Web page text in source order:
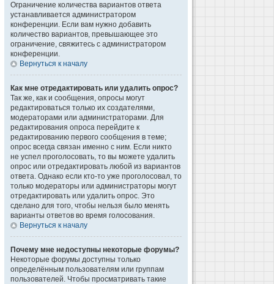
Ограничение количества вариантов ответа
устанавливается администратором
конференции. Если вам нужно добавить
количество вариантов, превышающее это
ограничение, свяжитесь с администратором
конференции.
Вернуться к началу
Как мне отредактировать или удалить опрос?
Так же, как и сообщения, опросы могут
редактироваться только их создателями,
модераторами или администраторами. Для
редактирования опроса перейдите к
редактированию первого сообщения в теме;
опрос всегда связан именно с ним. Если никто
не успел проголосовать, то вы можете удалить
опрос или отредактировать любой из вариантов
ответа. Однако если кто-то уже проголосовал, то
только модераторы или администраторы могут
отредактировать или удалить опрос. Это
сделано для того, чтобы нельзя было менять
варианты ответов во время голосования.
Вернуться к началу
Почему мне недоступны некоторые форумы?
Некоторые форумы доступны только
определённым пользователям или группам
пользователей. Чтобы просматривать такие